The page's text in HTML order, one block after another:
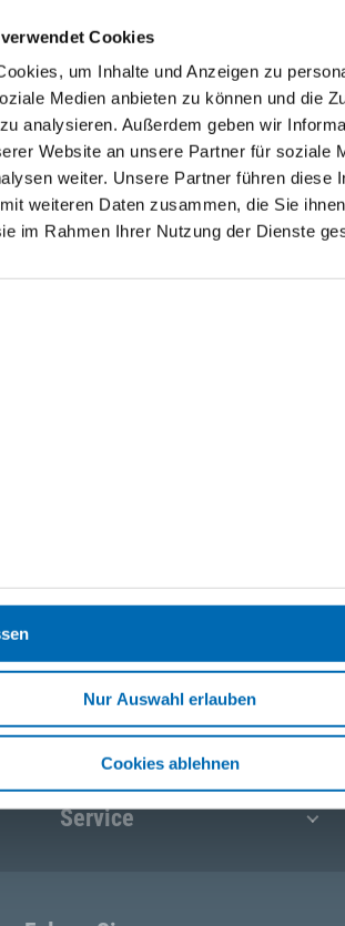
Cookies
um Inhalte und Anzeigen zu
Medien anbieten zu können und die
analysieren. Außerdem geben wir
Website an unsere Partner für soziale
weiter. Unsere Partner führen diese
weiteren Daten zusammen, die Sie
im Rahmen Ihrer Nutzung der Dienste
Nur Auswahl erlauben
Cookies ablehnen
Newsletter
E-Mail eingeben
Unternehmen
Service